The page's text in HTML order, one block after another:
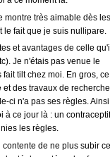
montre très aimable dès les
fait que je suis nullipare.
et avantages de celle qu'il
Je n'étais pas venue le
tilt chez moi. En gros, ce
des travaux de
ci n'a pas ses règles.
à ce jour là : un
les règles.
de ne plus subir